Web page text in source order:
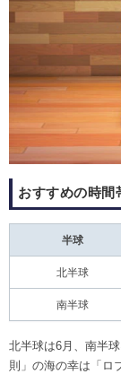
おすすめの時間
半球
北半球
南半球
北半球は6月、南半
則」の海の幸は「ロ